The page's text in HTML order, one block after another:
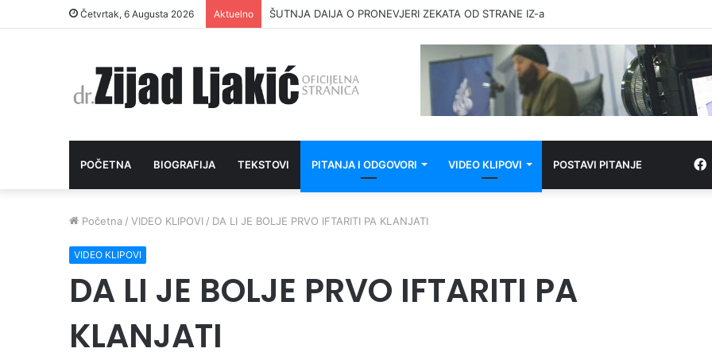
Četvrtak, 6 Augusta 2026 Aktuelno ŠUTNJA DAIJA O PRONEVJERI ZEKATA OD STRANE IZ-a
POČETNA BIOGRAFIJA TEKSTOVI PITANJA I ODGOVORI VIDEO KLIPOVI POSTAVI PITANJE
Početna / VIDEO KLIPOVI / DA LI JE BOLJE PRVO IFTARITI PA KLANJATI
VIDEO KLIPOVI
DA LI JE BOLJE PRVO IFTARITI PA
KLANJATI